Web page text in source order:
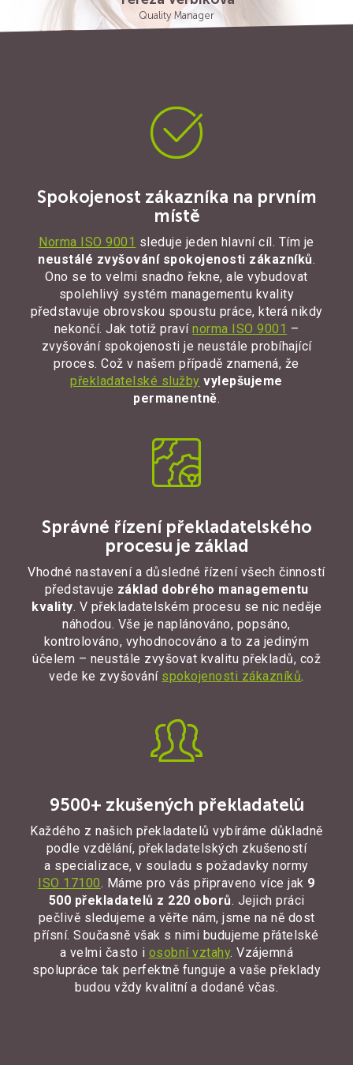
Quality Manager
Spokojenost zákazníka na prvním
místě
Norma ISO 9001 sleduje jeden hlavní cíl. Tím je
neustálé zvyšování spokojenosti zákazníků.
Ono se to velmi snadno řekne, ale vybudovat
spolehlivý systém managementu kvality
představuje obrovskou spoustu práce, která nikdy
nekončí. Jak totiž pravínorma ISO 9001 –
zvyšování spokojenosti je neustále probíhající
proces. Což v našem případě znamená, že
překladatelské služby vylepšujeme
permanentně.
Správné řízení překladatelského
procesu je základ
Vhodné nastavení a důsledné řízení všech činností
představuje základ dobrého managementu
kvality. V překladatelském procesu se nic neděje
náhodou. Vše je naplánováno, popsáno,
kontrolováno, vyhodnocováno a to za jediným
účelem – neustále zvyšovat kvalitu překladů, což
vede ke zvyšování spokojenosti zákazníků.
9500+ zkušených překladatelů
Každého z našich překladatelů vybíráme důkladně
podle vzdělání, překladatelských zkušeností
a specializace, v souladu s požadavky normy
ISO 17100. Máme pro vás připraveno více jak 9
500 překladatelů z 220 oborů. Jejich práci
pečlivě sledujeme a věřte nám, jsme na ně dost
přísní. Současně však s nimi budujeme přátelské
a velmi často i osobní vztahy. Vzájemná
spolupráce tak perfektně funguje a vaše překlady
budou vždy kvalitní a dodané včas.